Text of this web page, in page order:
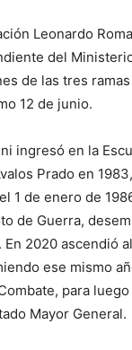
Leonardo
del
de las tres
12 de junio.
ingresó en la
Prado en
1 de enero de
de Guerra,
En 2020 ascendió
ese mismo
para
Mayor General.